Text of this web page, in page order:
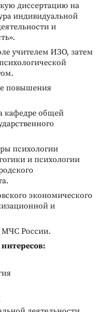
диссертацию на
индивидуальной
и
учителем ИЗО, затем
повышения
кафедре общей
психологии
и психологии
экономического
и
МЧС России.